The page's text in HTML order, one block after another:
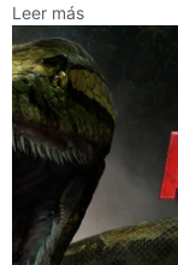
Leer más